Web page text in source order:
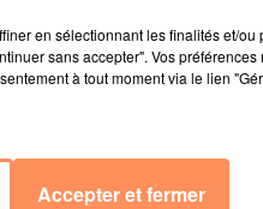
en sélectionnant les finalités et/
sans accepter". Vos
à tout moment via le lien
Accepter et fermer